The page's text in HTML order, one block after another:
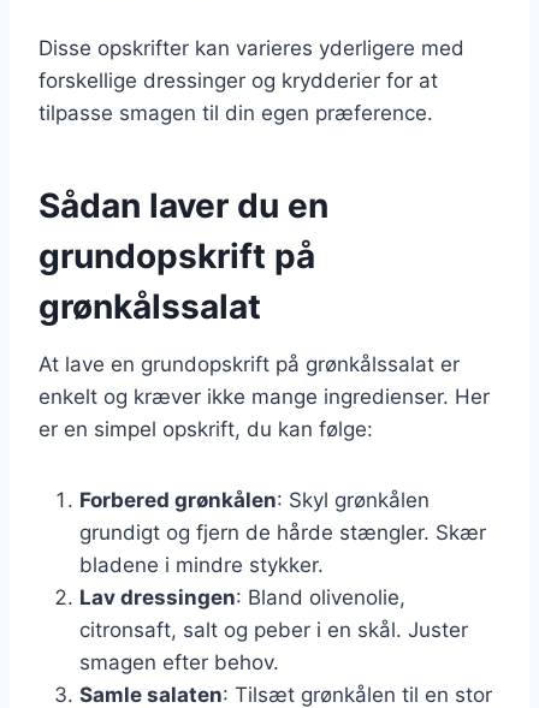
Disse opskrifter kan varieres yderligere med
forskellige dressinger og krydderier for at
tilpasse smagen til din egen præference.
Sådan laver du en
grundopskrift på
grønkålssalat
At lave en grundopskrift på grønkålssalat er
enkelt og kræver ikke mange ingredienser. Her
er en simpel opskrift, du kan følge:
Forbered grønkålen: Skyl grønkålen
grundigt og fjern de hårde stængler. Skær
bladene i mindre stykker.
Lav dressingen: Bland olivenolie,
citronsaft, salt og peber i en skål. Juster
smagen efter behov.
Samle salaten: Tilsæt grønkålen til en stor